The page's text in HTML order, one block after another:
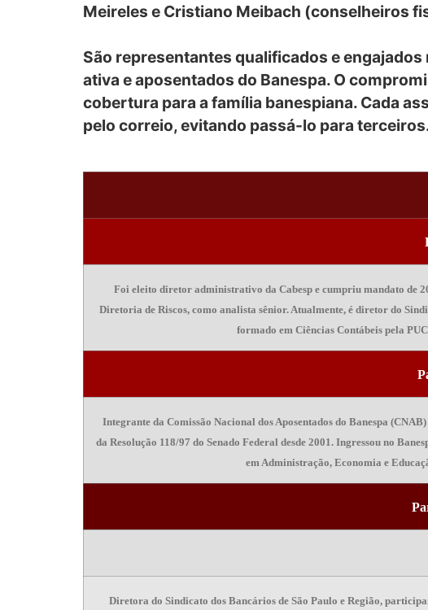
Meireles e Cristiano Meibach (conselheiros
São representantes qualificados e
ativa e aposentados do Banespa. O
cobertura para a família banespiana. Cada
pelo correio, evitando passá-lo para
Foi eleito diretor administrativo da Cabesp e cumpriu mandato de
Diretoria de Riscos, como analista sênior. Atualmente, é diretor do
formado em Ciências Contábeis pela
Integrante da Comissão Nacional dos Aposentados do Banespa
da Resolução 118/97 do Senado Federal desde 2001. Ingressou no
em Administração, Economia e
Diretora do Sindicato dos Bancários de São Paulo e Região,